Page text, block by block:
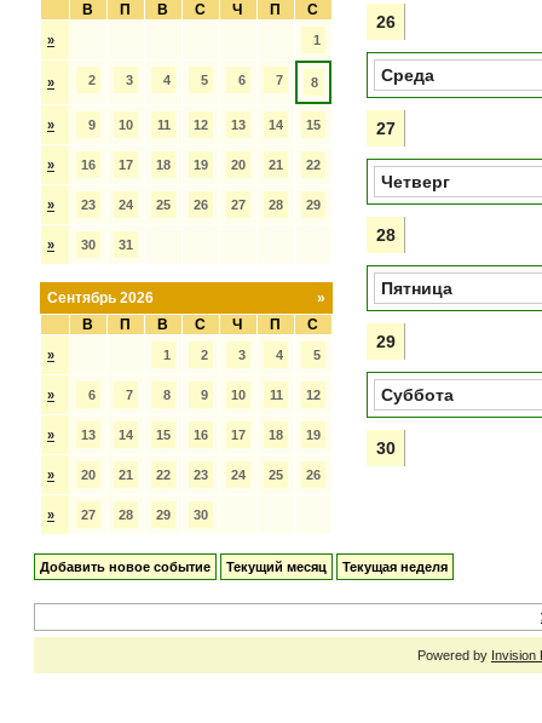
В
П В С Ч П С
» 1
» 2 3 4 5 6 7 8
» 9 10 11 12 13 14 15
» 16 17 18 19 20 21 22
» 23 24 25 26 27 28 29
» 30 31
»
Сентябрь 2026
В
П В С Ч П С
» 1 2 3 4 5
» 6 7 8 9 10 11 12
» 13 14 15 16 17 18 19
» 20 21 22 23 24 25 26
» 27 28 29 30
26
Среда
27
Четверг
28
Пятница
29
Суббота
30
Добавить новое событие Текущий месяц Текущая неделя
Powered by Invision